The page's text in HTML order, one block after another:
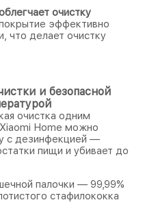
очистку
эффективно
что делает очистку
и безопасной
очистка одним
Home можно
с дезинфекцией —
пищи и убивает до
палочки — 99,99%
стафилококка